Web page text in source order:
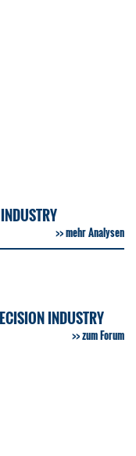
mehr Analysen
INDUSTRY
zum Forum